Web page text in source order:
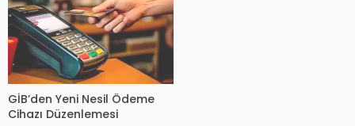
GİB’den Yeni Nesil Ödeme
Cihazı Düzenlemesi